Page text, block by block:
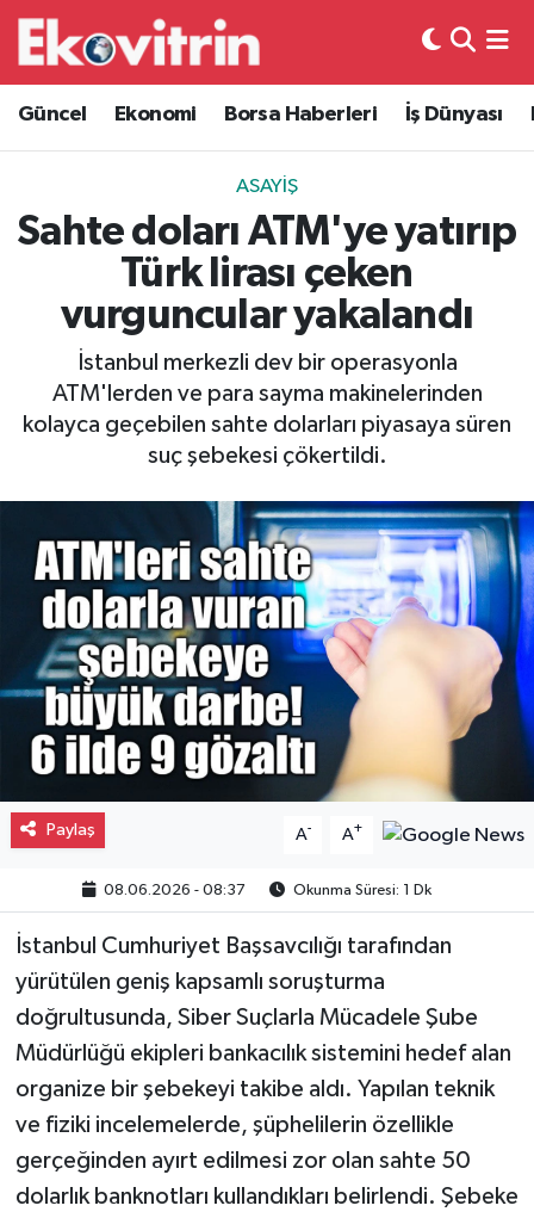
Güncel Ekonomi Borsa Haberleri İş Dünyası
ASAYIŞ
Sahte doları ATM'ye yatırıp
Türk lirası çeken
vurguncular yakalandı
İstanbul merkezli dev bir operasyonla
ATM'lerden ve para sayma makinelerinden
kolayca geçebilen sahte dolarları piyasaya süren
suç şebekesi çökertildi.
Paylaş A- A+
08.06.2026 - 08:37 Okunma Süresi: 1 Dk
İstanbul Cumhuriyet Başsavcılığı tarafından
yürütülen geniş kapsamlı soruşturma
doğrultusunda, Siber Suçlarla Mücadele Şube
Müdürlüğü ekipleri bankacılık sistemini hedef alan
organize bir şebekeyi takibe aldı. Yapılan teknik
ve fiziki incelemelerde, şüphelilerin özellikle
gerçeğinden ayırt edilmesi zor olan sahte 50
dolarlık banknotları kullandıkları belirlendi. Şebeke
Güncel
Ekonomi
Borsa Haberleri
İş Dünyası
Lojistik
Otovitrin
Gayrimenkul
Spor
Eğitim
Hava Durumu
Trafik Durumu
Süper Lig Puan Durumu ve Fikstür
Tüm Manşetler
Son Dakika Haberleri
Haber Arşivi